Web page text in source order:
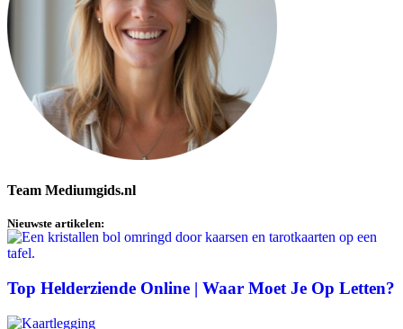
Team Mediumgids.nl
Nieuwste artikelen:
Top Helderziende Online | Waar Moet Je Op Letten?